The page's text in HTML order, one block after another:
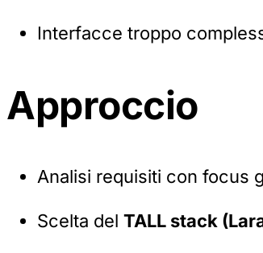
Interfacce troppo
Approccio
Analisi requisiti con focus
Scelta del TALL stack